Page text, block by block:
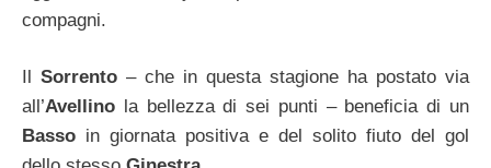
compagni.
Sorrento – che in questa stagione ha postato via
all’Avellino la bellezza di sei punti – beneficia di un
Basso in giornata positiva e del solito fiuto del gol